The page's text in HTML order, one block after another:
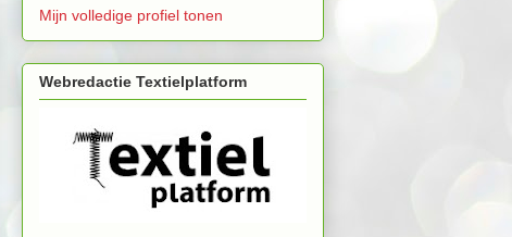
Mijn volledige profiel tonen
Webredactie Textielplatform